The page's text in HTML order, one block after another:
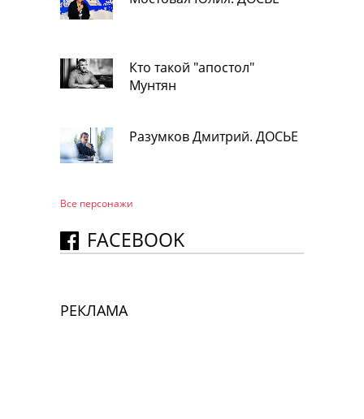
Кто такой "апостол"
Мунтян
Разумков Дмитрий. ДОСЬЕ
Все персонажи
FACEBOOK
РЕКЛАМА